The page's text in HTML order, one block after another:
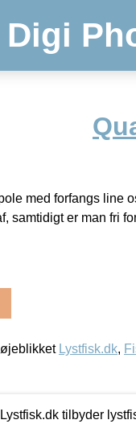
Digi
med forfangs line
samtidigt er man fri
Lystfisk.dk,
Lystfisk.dk tilbyder